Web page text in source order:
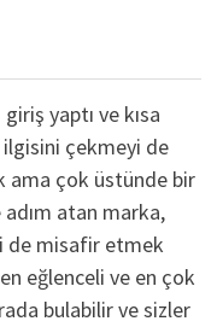
yaptı ve kısa
çekmeyi de
ama çok üstünde bir
atan marka,
de misafir etmek
eğlenceli ve en çok
bulabilir ve sizler